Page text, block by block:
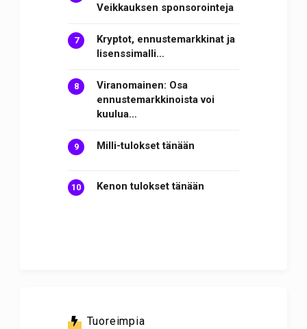
Veikkauksen sponsorointeja
Kryptot, ennustemarkkinat ja
lisenssimalli…
Viranomainen: Osa
ennustemarkkinoista voi
kuulua…
Milli-tulokset tänään
Kenon tulokset tänään
Tuoreimpia